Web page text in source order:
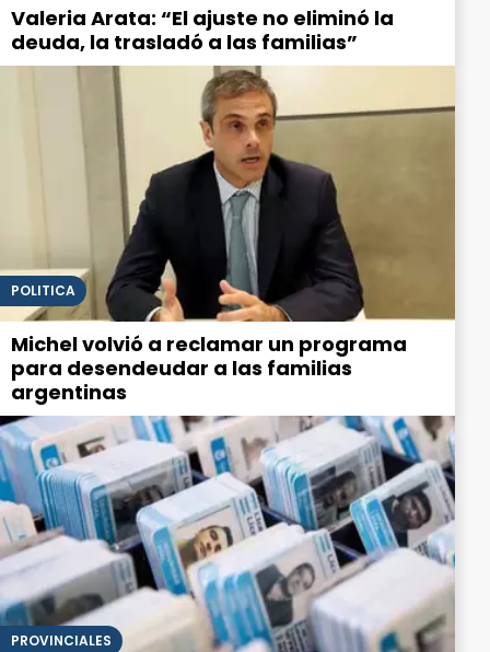
Valeria Arata: “El ajuste no eliminó la
deuda, la trasladó a las familias”
POLITICA
Michel volvió a reclamar un programa
para desendeudar a las familias
argentinas
PROVINCIALES